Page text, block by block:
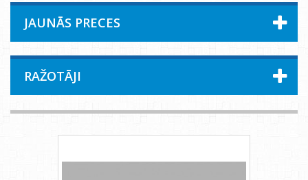
JAUNĀS PRECES
RAŽOTĀJI